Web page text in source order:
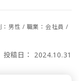
男性 / 職業：会社員 /
投稿日： 2024.10.31